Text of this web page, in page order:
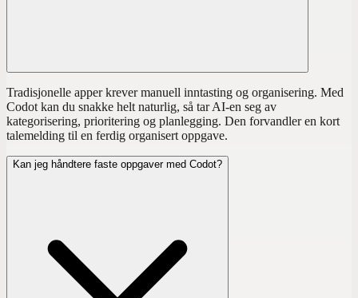
Tradisjonelle apper krever manuell inntasting og organisering. Med
Codot kan du snakke helt naturlig, så tar AI-en seg av
kategorisering, prioritering og planlegging. Den forvandler en kort
talemelding til en ferdig organisert oppgave.
Kan jeg håndtere faste oppgaver med Codot?